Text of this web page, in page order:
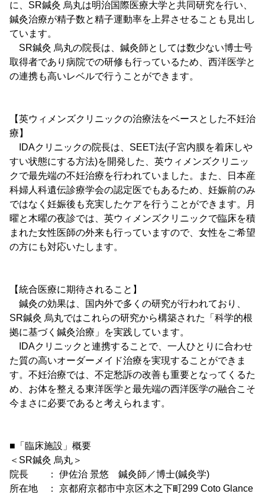
に、SR鍼灸 烏丸は明治国際医療大学と共同研究を行い、
鍼灸治療が精子数と精子運動率を上昇させることも見出し
ています。
SR鍼灸 烏丸の院長は、鍼灸師としては数少ない博士号
取得者であり病院での研修も行っているため、西洋医学と
の連携も高いレベルで行うことができます。
【英ウィメンズクリニックの治療法をベースとした不妊治
療】
IDAクリニックの院長は、SEET法(子宮内膜を着床しや
すい状態にする方法)を開発した、英ウィメンズクリニッ
クで最先端の不妊治療を行われていました。また、日本産
科婦人科遺伝診療学会の認定医でもあるため、妊娠前のみ
ではなく妊娠後も充実したケアを行うことができます。月
曜と木曜の夜診では、英ウィメンズクリニックで臨床を積
まれた女性医師の外来も行っていますので、女性をご希望
の方にも対応いたします。
【統合医療に期待されること】
鍼灸の効果は、国内外で多くの研究が行われており、
SR鍼灸 烏丸ではこれらの研究から構築された「科学的根
拠に基づく鍼灸治療」を実践しています。
IDAクリニックと連携することで、一人ひとりに合わせ
た質の高いオーダーメイド治療を実現することができま
す。不妊治療では、不定愁訴の改善も重要となってくるた
め、お体を整える東洋医学と最先端の西洋医学の融合こそ
今まさに必要であると考えられます。
■「臨床施設」概要
＜SR鍼灸 烏丸＞
院長 ： 伊佐治 景悠 鍼灸師／博士(鍼灸学)
所在地 ： 京都府京都市中京区木之下町299 Coto Glance